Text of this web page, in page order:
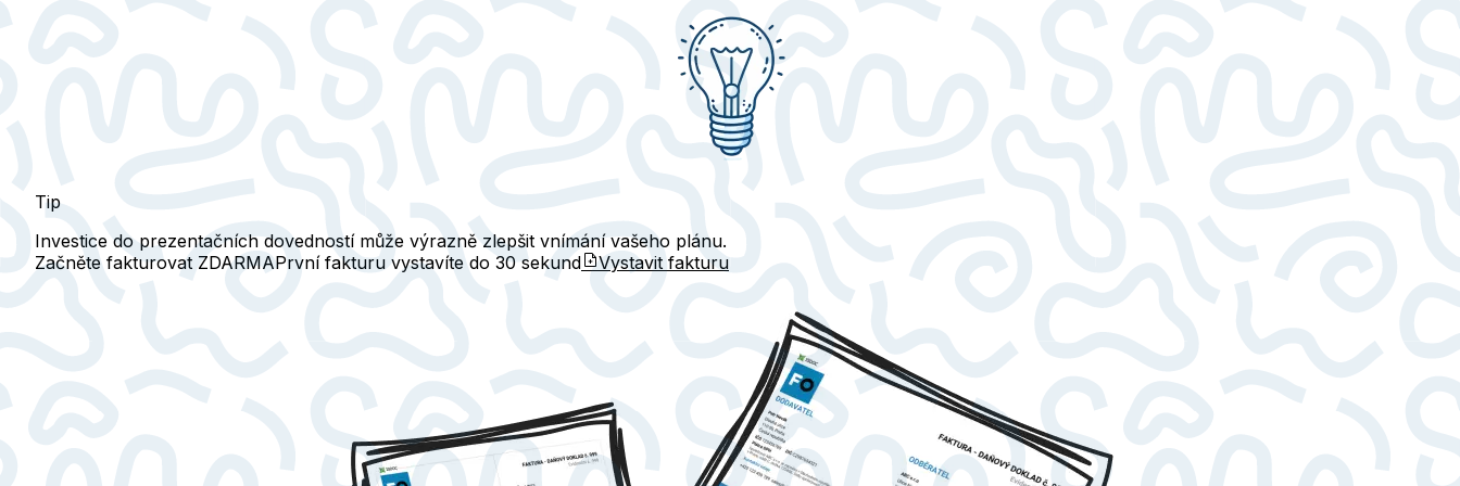
Tip
Investice do prezentačních dovedností může výrazně zlepšit vnímání vašeho plánu.
Začněte fakturovat ZDARMAPrvní fakturu vystavíte do 30 sekund Vystavit fakturu